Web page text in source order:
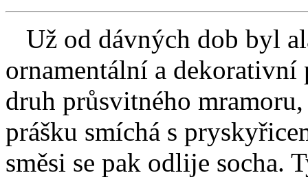
Už od dávných dob byl
ornamentální a dekorativní
druh průsvitného
prášku smíchá s
směsi se pak odlije socha.